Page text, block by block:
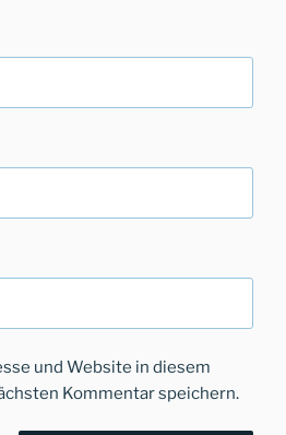
und Website in diesem
Kommentar speichern.